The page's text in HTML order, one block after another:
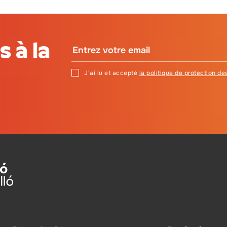
à la
J'ai lu et accepté la politique de protection